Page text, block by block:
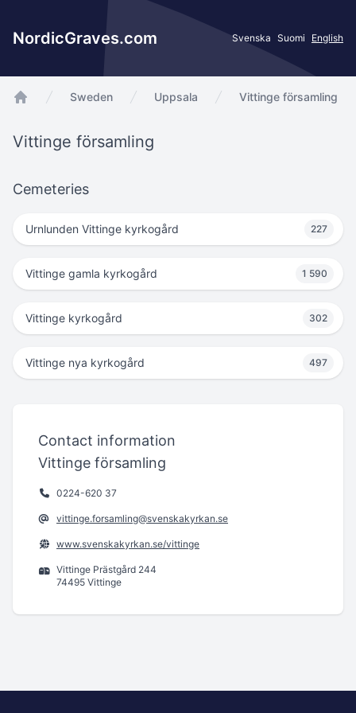
NordicGraves.com Svenska Suomi English
Sweden Uppsala Vittinge församling
Vittinge församling
Cemeteries
Urnlunden Vittinge kyrkogård 227
Vittinge gamla kyrkogård 1 590
Vittinge kyrkogård 302
Vittinge nya kyrkogård 497
Contact information
Vittinge församling
0224-620 37
vittinge.forsamling@svenskakyrkan.se
www.svenskakyrkan.se/vittinge
Vittinge Prästgård 244
74495 Vittinge